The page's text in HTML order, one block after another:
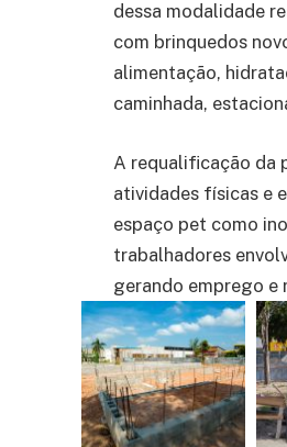
dessa modalidade
com brinquedos
alimentação,
caminhada,
A requalificação da
atividades físicas e
espaço pet como
trabalhadores
gerando emprego e